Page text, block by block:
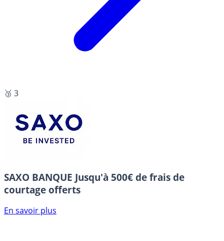
🥉 3
SAXO BANQUE Jusqu'à 500€ de frais de
courtage offerts
En savoir plus